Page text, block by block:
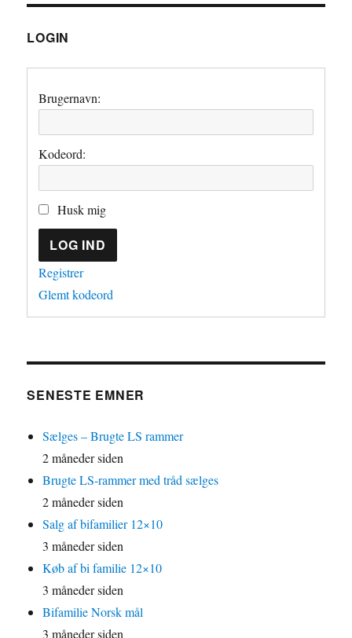
LOGIN
Brugernavn:
Kodeord:
Husk mig
LOG IND
Registrer
Glemt kodeord
SENESTE EMNER
Sælges – Brugte LS rammer
2 måneder siden
Brugte LS-rammer med tråd sælges
2 måneder siden
Salg af bifamilier 12×10
3 måneder siden
Køb af bi familie 12×10
3 måneder siden
Bifamilie Norsk mål
3 måneder siden